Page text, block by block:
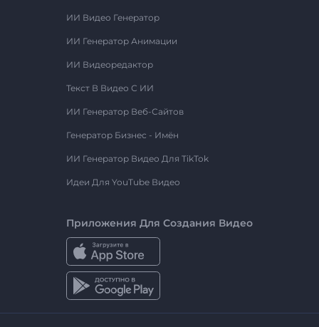
ИИ Видео Генератор
ИИ Генератор Анимации
ИИ Видеоредактор
Текст В Видео С ИИ
ИИ Генератор Веб-Сайтов
Генератор Бизнес - Имён
ИИ Генератор Видео Для TikTok
Идеи Для YouTube Видео
Приложения Для Создания Видео